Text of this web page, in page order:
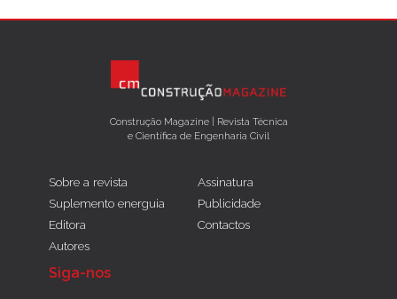
Construção Magazine | Revista Técnica
e Científica de Engenharia Civil
Sobre a revista
Suplemento energuia
Editora
Autores
Assinatura
Publicidade
Contactos
Siga-nos